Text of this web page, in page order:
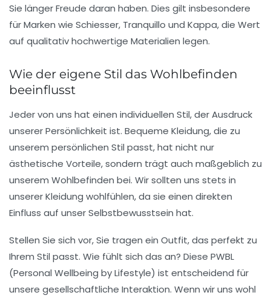
Sie länger Freude daran haben. Dies gilt insbesondere
für Marken wie Schiesser, Tranquillo und Kappa, die Wert
auf qualitativ hochwertige Materialien legen.
Wie der eigene Stil das Wohlbefinden
beeinflusst
Jeder von uns hat einen individuellen Stil, der Ausdruck
unserer Persönlichkeit ist. Bequeme Kleidung, die zu
unserem persönlichen Stil passt, hat nicht nur
ästhetische Vorteile, sondern trägt auch maßgeblich zu
unserem Wohlbefinden bei. Wir sollten uns stets in
unserer Kleidung wohlfühlen, da sie einen direkten
Einfluss auf unser Selbstbewusstsein hat.
Stellen Sie sich vor, Sie tragen ein Outfit, das perfekt zu
Ihrem Stil passt. Wie fühlt sich das an? Diese PWBL
(Personal Wellbeing by Lifestyle) ist entscheidend für
unsere gesellschaftliche Interaktion. Wenn wir uns wohl